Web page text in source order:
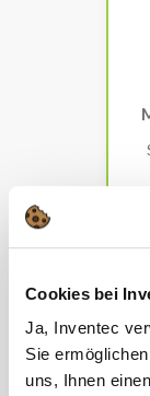
Cookies bei
Ja, Inventec
Sie
uns, Ihnen